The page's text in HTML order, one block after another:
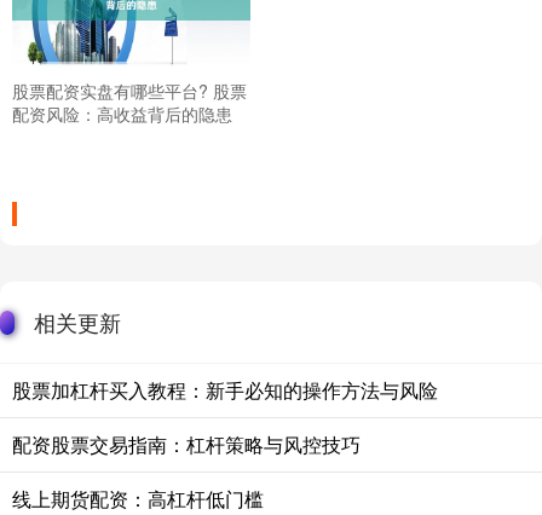
股票配资实盘有哪些平台? 股票
配资风险：高收益背后的隐患
相关更新
股票加杠杆买入教程：新手必知的操作方法与风险
配资股票交易指南：杠杆策略与风控技巧
线上期货配资：高杠杆低门槛